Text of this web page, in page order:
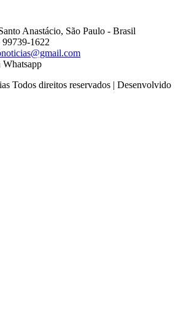
Anastácio, São Paulo - Brasil
99739-1622
Whatsapp
Todos direitos reservados | Desenvolvido